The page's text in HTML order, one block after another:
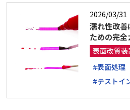
2026/03/31
濡れ性改善
ための完全
表面改質装
#表面処理
#テストイ